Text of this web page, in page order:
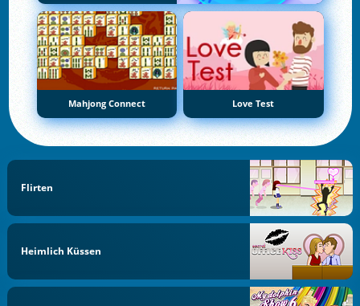
Mahjong Connect Love Test
Flirten
Heimlich Küssen